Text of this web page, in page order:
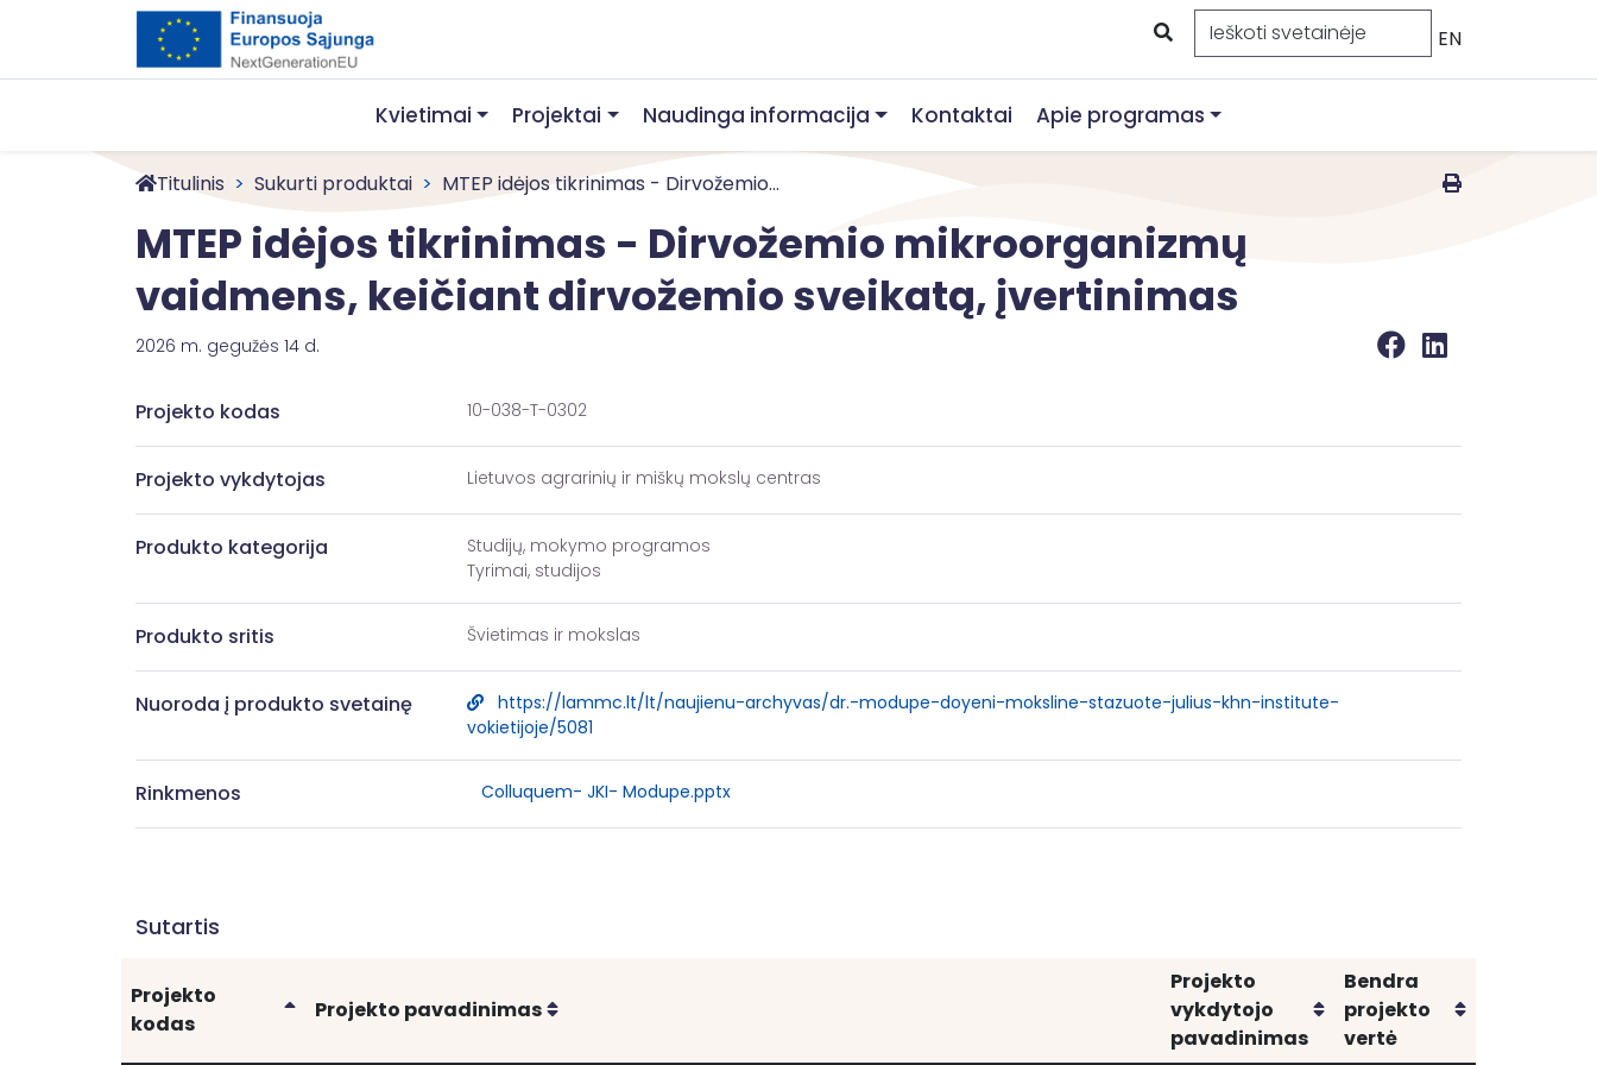
EN
Kvietimai Projektai Naudinga informacija Kontaktai Apie programas
Titulinis Sukurti produktai MTEP idėjos tikrinimas - Dirvožemio...
MTEP idėjos tikrinimas - Dirvožemio mikroorganizmų
vaidmens, keičiant dirvožemio sveikatą, įvertinimas
2026 m. gegužės 14 d.
Projekto kodas 10-038-T-0302
Projekto vykdytojas Lietuvos agrarinių ir miškų mokslų centras
Produkto kategorija
Studijų, mokymo programos
Tyrimai, studijos
Produkto sritis Švietimas ir mokslas
Nuoroda į produkto svetainę
https://lammc.lt/lt/naujienu-archyvas/dr.-modupe-doyeni-moksline-stazuote-julius-khn-institute-
vokietijoje/5081
Rinkmenos Colluquem- JKI- Modupe.pptx
Sutartis
Projekto
kodas
Rikiuoti
Projekto pavadinimas Rikiuoti
Projekto
vykdytojo
pavadinimas
Rikiuoti
Bendra
projekto
vertė
Rikiuoti